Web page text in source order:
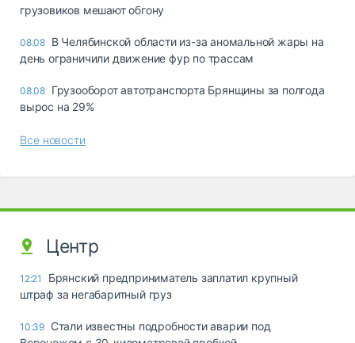
грузовиков мешают обгону
08.08 В Челябинской области из-за аномальной жары на
день ограничили движение фур по трассам
08.08 Грузооборот автотранспорта Брянщины за полгода
вырос на 29%
Все новости
Центр
12:21
Брянский предприниматель заплатил крупный
штраф за негабаритный груз
10:39 Стали известны подробности аварии под